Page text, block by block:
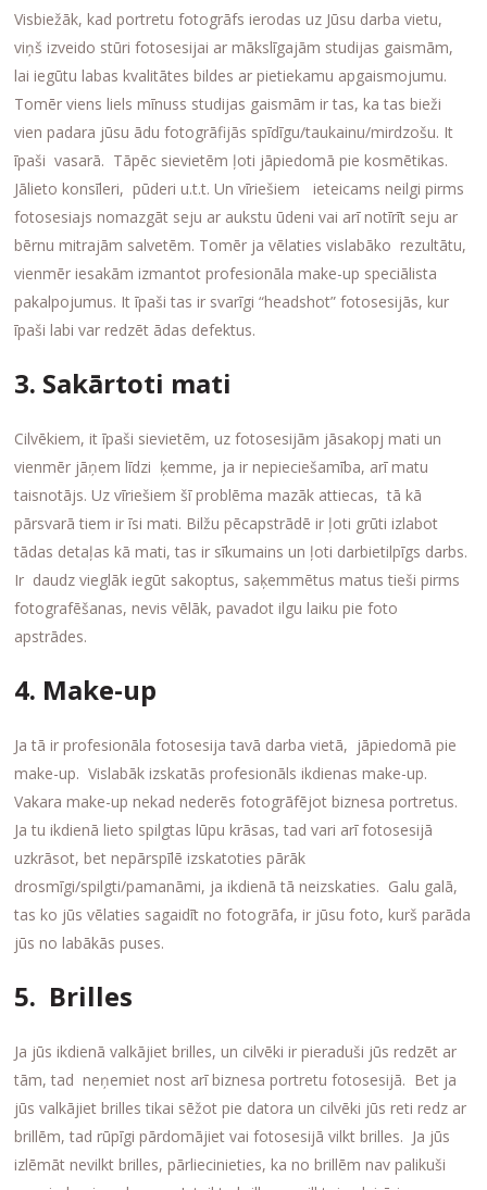
Visbiežāk, kad portretu fotogrāfs ierodas uz Jūsu darba vietu,
viņš izveido stūri fotosesijai ar mākslīgajām studijas gaismām,
lai iegūtu labas kvalitātes bildes ar pietiekamu apgaismojumu.
Tomēr viens liels mīnuss studijas gaismām ir tas, ka tas bieži
vien padara jūsu ādu fotogrāfijās spīdīgu/taukainu/mirdzošu. It
īpaši vasarā. Tāpēc sievietēm ļoti jāpiedomā pie kosmētikas.
Jālieto konsīleri, pūderi u.t.t. Un vīriešiem ieteicams neilgi pirms
fotosesiajs nomazgāt seju ar aukstu ūdeni vai arī notīrīt seju ar
bērnu mitrajām salvetēm. Tomēr ja vēlaties vislabāko rezultātu,
vienmēr iesakām izmantot profesionāla make-up speciālista
pakalpojumus. It īpaši tas ir svarīgi “headshot” fotosesijās, kur
īpaši labi var redzēt ādas defektus.
3. Sakārtoti mati
Cilvēkiem, it īpaši sievietēm, uz fotosesijām jāsakopj mati un
vienmēr jāņem līdzi ķemme, ja ir nepieciešamība, arī matu
taisnotājs. Uz vīriešiem šī problēma mazāk attiecas, tā kā
pārsvarā tiem ir īsi mati. Bilžu pēcapstrādē ir ļoti grūti izlabot
tādas detaļas kā mati, tas ir sīkumains un ļoti darbietilpīgs darbs.
Ir daudz vieglāk iegūt sakoptus, saķemmētus matus tieši pirms
fotografēšanas, nevis vēlāk, pavadot ilgu laiku pie foto
apstrādes.
4. Make-up
Ja tā ir profesionāla fotosesija tavā darba vietā, jāpiedomā pie
make-up. Vislabāk izskatās profesionāls ikdienas make-up.
Vakara make-up nekad nederēs fotogrāfējot biznesa portretus.
Ja tu ikdienā lieto spilgtas lūpu krāsas, tad vari arī fotosesijā
uzkrāsot, bet nepārspīlē izskatoties pārāk
drosmīgi/spilgti/pamanāmi, ja ikdienā tā neizskaties. Galu galā,
tas ko jūs vēlaties sagaidīt no fotogrāfa, ir jūsu foto, kurš parāda
jūs no labākās puses.
5. Brilles
Ja jūs ikdienā valkājiet brilles, un cilvēki ir pieraduši jūs redzēt ar
tām, tad neņemiet nost arī biznesa portretu fotosesijā. Bet ja
jūs valkājiet brilles tikai sēžot pie datora un cilvēki jūs reti redz ar
brillēm, tad rūpīgi pārdomājiet vai fotosesijā vilkt brilles. Ja jūs
izlēmāt nevilkt brilles, pārliecinieties, ka no brillēm nav palikuši